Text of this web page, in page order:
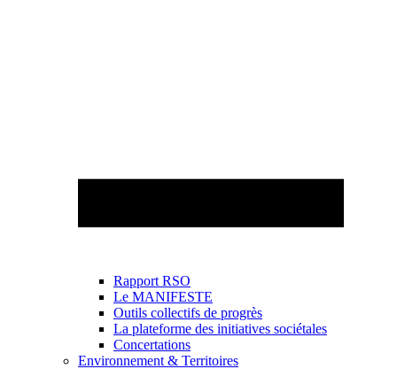
Rapport RSO
Le MANIFESTE
Outils collectifs de progrès
La plateforme des initiatives sociétales
Concertations
Environnement & Territoires